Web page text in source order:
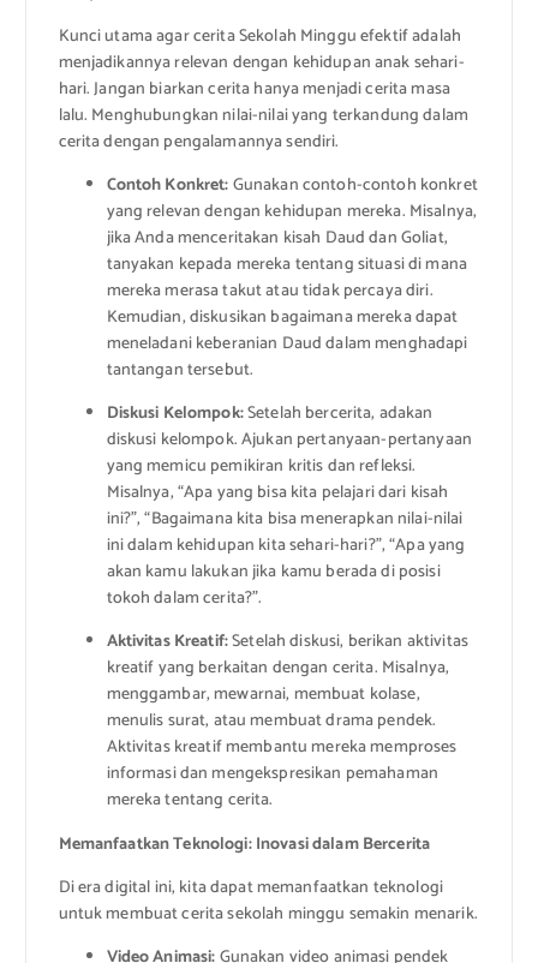
Kunci utama agar cerita Sekolah Minggu efektif adalah
menjadikannya relevan dengan kehidupan anak sehari-
hari. Jangan biarkan cerita hanya menjadi cerita masa
lalu. Menghubungkan nilai-nilai yang terkandung dalam
cerita dengan pengalamannya sendiri.
Contoh Konkret:Gunakan contoh-contoh konkret
yang relevan dengan kehidupan mereka. Misalnya,
jika Anda menceritakan kisah Daud dan Goliat,
tanyakan kepada mereka tentang situasi di mana
mereka merasa takut atau tidak percaya diri.
Kemudian, diskusikan bagaimana mereka dapat
meneladani keberanian Daud dalam menghadapi
tantangan tersebut.
Diskusi Kelompok:Setelah bercerita, adakan
diskusi kelompok. Ajukan pertanyaan-pertanyaan
yang memicu pemikiran kritis dan refleksi.
Misalnya, “Apa yang bisa kita pelajari dari kisah
ini?”, “Bagaimana kita bisa menerapkan nilai-nilai
ini dalam kehidupan kita sehari-hari?”, “Apa yang
akan kamu lakukan jika kamu berada di posisi
tokoh dalam cerita?”.
Aktivitas Kreatif:Setelah diskusi, berikan aktivitas
kreatif yang berkaitan dengan cerita. Misalnya,
menggambar, mewarnai, membuat kolase,
menulis surat, atau membuat drama pendek.
Aktivitas kreatif membantu mereka memproses
informasi dan mengekspresikan pemahaman
mereka tentang cerita.
Memanfaatkan Teknologi: Inovasi dalam Bercerita
Di era digital ini, kita dapat memanfaatkan teknologi
untuk membuat cerita sekolah minggu semakin menarik.
Video Animasi:Gunakan video animasi pendek